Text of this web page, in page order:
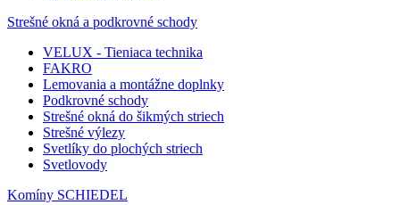
Strešné okná a podkrovné schody
VELUX - Tieniaca technika
FAKRO
Lemovania a montážne doplnky
Podkrovné schody
Strešné okná do šikmých striech
Strešné výlezy
Svetlíky do plochých striech
Svetlovody
Komíny SCHIEDEL